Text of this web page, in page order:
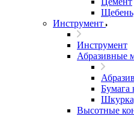
Инструмент
Инструмент
Абразивные
Бумага
Высотные